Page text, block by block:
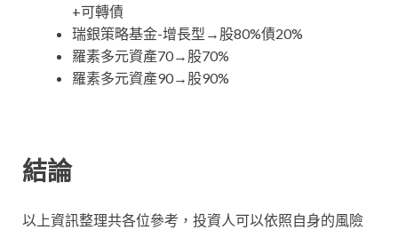
+可轉債
瑞銀策略基金-增長型→股80%債20%
羅素多元資產70→股70%
羅素多元資產90→股90%
結論
以上資訊整理共各位參考，投資人可以依照自身的風險